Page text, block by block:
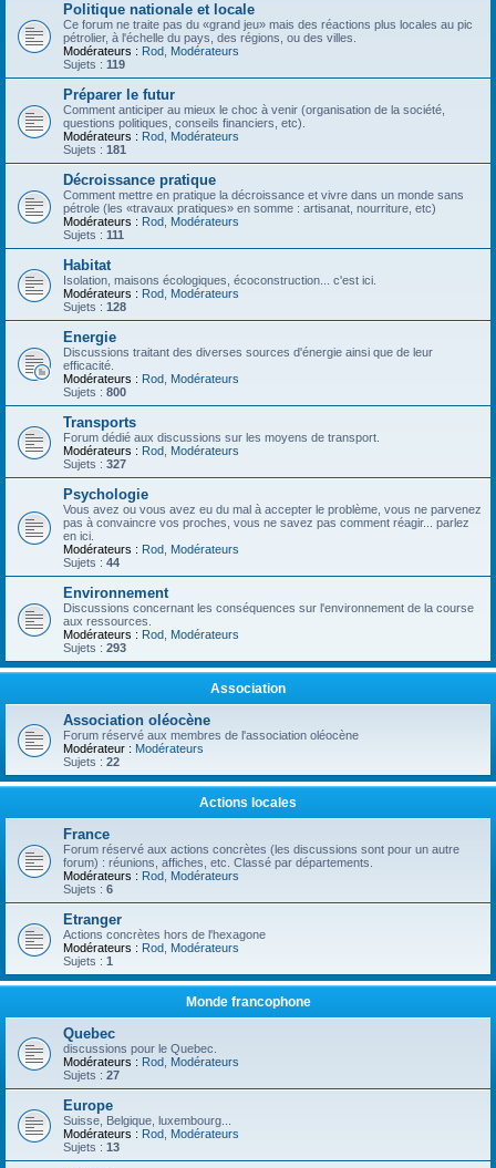
Politique nationale et locale
Ce forum ne traite pas du «grand jeu» mais des réactions plus locales au pic
pétrolier, à l'échelle du pays, des régions, ou des villes.
Modérateurs : Rod Modérateurs
Sujets : 119
Préparer le futur
Comment anticiper au mieux le choc à venir (organisation de la société,
questions politiques, conseils financiers, etc).
Modérateurs : Rod Modérateurs
Sujets : 181
Décroissance pratique
Comment mettre en pratique la décroissance et vivre dans un monde sans
pétrole (les «travaux pratiques» en somme : artisanat, nourriture, etc)
Modérateurs : Rod Modérateurs
Sujets : 111
Habitat
Isolation, maisons écologiques, écoconstruction... c'est ici.
Modérateurs : Rod Modérateurs
Sujets : 128
Energie
Discussions traitant des diverses sources d'énergie ainsi que de leur
efficacité.
Modérateurs : Rod Modérateurs
Sujets : 800
Transports
Forum dédié aux discussions sur les moyens de transport.
Modérateurs : Rod Modérateurs
Sujets : 327
Psychologie
Vous avez ou vous avez eu du mal à accepter le problème, vous ne parvenez
pas à convaincre vos proches, vous ne savez pas comment réagir... parlez
en ici.
Modérateurs : Rod Modérateurs
Sujets : 44
Environnement
Discussions concernant les conséquences sur l'environnement de la course
aux ressources.
Modérateurs : Rod Modérateurs
Sujets : 293
Association
Association oléocène
Forum réservé aux membres de l'association oléocène
Modérateur : Modérateurs
Sujets : 22
Actions locales
France
Forum réservé aux actions concrètes (les discussions sont pour un autre
forum) : réunions, affiches, etc. Classé par départements.
Modérateurs : Rod Modérateurs
Sujets : 6
Etranger
Actions concrètes hors de l'hexagone
Modérateurs : Rod Modérateurs
Sujets : 1
Monde francophone
Quebec
discussions pour le Quebec.
Modérateurs : Rod Modérateurs
Sujets : 27
Europe
Suisse, Belgique, luxembourg...
Modérateurs : Rod Modérateurs
Sujets : 13